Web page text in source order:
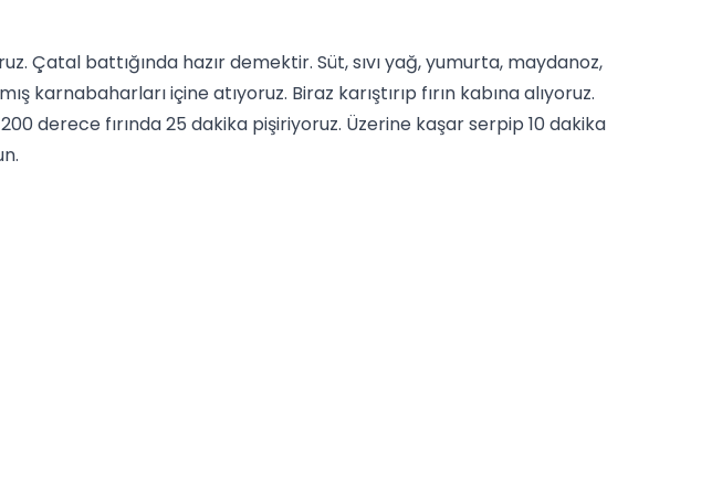
Çatal battığında hazır demektir. Süt, sıvı yağ, yumurta, maydanoz,
içine atıyoruz. Biraz karıştırıp fırın kabına alıyoruz.
derece fırında 25 dakika pişiriyoruz. Üzerine kaşar serpip 10 dakika